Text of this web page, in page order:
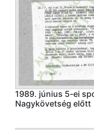
1989. június 5-ei
Nagykövetség előtt